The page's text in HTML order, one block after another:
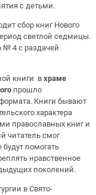
с детьми.
сбор книг Нового
светлой седмицы.
№ 4 с раздачей
книги в храме
прошло
Книги бывают
характера
православных книг и
читатель смог
помогать
нравственное
поколений.
в Свято-